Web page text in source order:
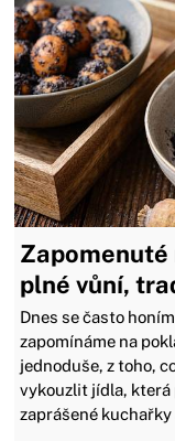
plné vůní,
Dnes se často
zapomínáme na
jednoduše, z toho,
vykouzlit jídla, která
zaprášené